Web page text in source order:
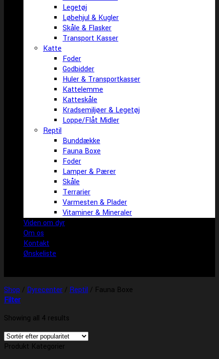
Legetøj
Løbehjul & Kugler
Skåle & Flasker
Transport Kasser
Katte
Foder
Godbidder
Huler & Transportkasser
Kattelemme
Katteskåle
Kradsemiljøer & Legetøj
Loppe/Flåt Midler
Reptil
Bunddække
Fauna Boxe
Foder
Lamper & Pærer
Skåle
Terrarier
Varmesten & Plader
Vitaminer & Mineraler
Viden om dyr
Om os
Kontakt
Ønskeliste
Shop / Dyrecenter / Reptil / Fauna Boxe
Filter
Showing all 4 results
Produkt Kategorier